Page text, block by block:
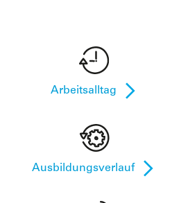
Arbeitsalltag
Ausbildungsverlauf